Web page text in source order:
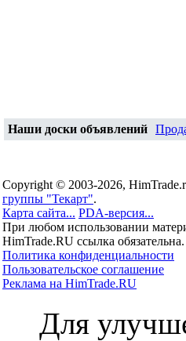
Наши доски объявлений
Copyright © 2003-2026,
группы "Текарт".
Карта сайта... PDA-версия...
При любом использовании
HimTrade.RU ссылка обязательна.
Политика конфиденциальности
Пользовательское соглашение
Реклама на HimTrade.RU
Для